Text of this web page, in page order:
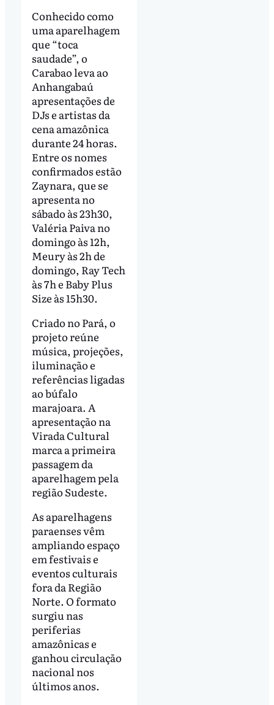
Conhecido como
uma aparelhagem
que “toca
saudade”, o
Carabao leva ao
Anhangabaú
apresentações de
DJs e artistas da
cena amazônica
durante 24 horas.
Entre os nomes
confirmados estão
Zaynara, que se
apresenta no
sábado às 23h30,
Valéria Paiva no
domingo às 12h,
Meury às 2h de
domingo, Ray Tech
às 7h e Baby Plus
Size às 15h30.
Criado no Pará, o
projeto reúne
música, projeções,
iluminação e
referências ligadas
ao búfalo
marajoara. A
apresentação na
Virada Cultural
marca a primeira
passagem da
aparelhagem pela
região Sudeste.
As aparelhagens
paraenses vêm
ampliando espaço
em festivais e
eventos culturais
fora da Região
Norte. O formato
surgiu nas
periferias
amazônicas e
ganhou circulação
nacional nos
últimos anos.